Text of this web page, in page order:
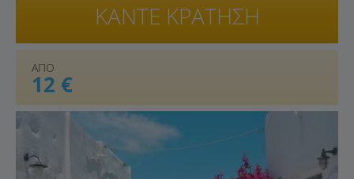
ΑΠΟ
12 €
ΚΑΝΤΕ ΚΡΑΤΗΣΗ